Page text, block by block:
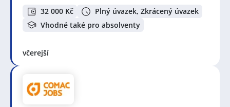
32 000 Kč
Plný úvazek, Zkrácený úvazek
Vhodné také pro absolventy
včerejší